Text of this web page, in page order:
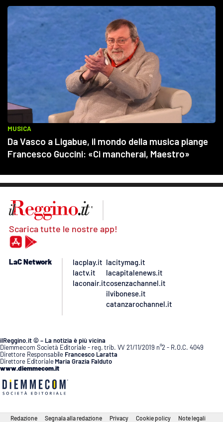
Scarica tutte le nostre app!
LaC Network
lacplay.it
lactv.it
laconair.it
lacitymag.it
lacapitalenews.it
cosenzachannel.it
ilvibonese.it
catanzarochannel.it
ilReggino.it © – La notizia è più vicina
Diemmecom Società Editoriale - reg. trib. VV 21/11/2019 n°2 - R.O.C. 4049
Direttore Responsabile Francesco Laratta
Direttore Editoriale Maria Grazia Falduto
www.diemmecom.it
Redazione Segnala alla redazione Privacy Cookie policy Note legali